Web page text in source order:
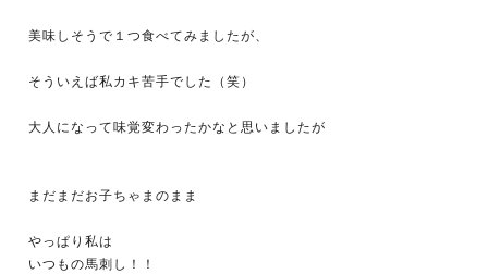
美味しそうで１つ食べてみましたが、
そういえば私カキ苦手でした（笑）
大人になって味覚変わったかなと思いましたが
まだまだお子ちゃまのまま
やっぱり私は
いつもの馬刺し！！